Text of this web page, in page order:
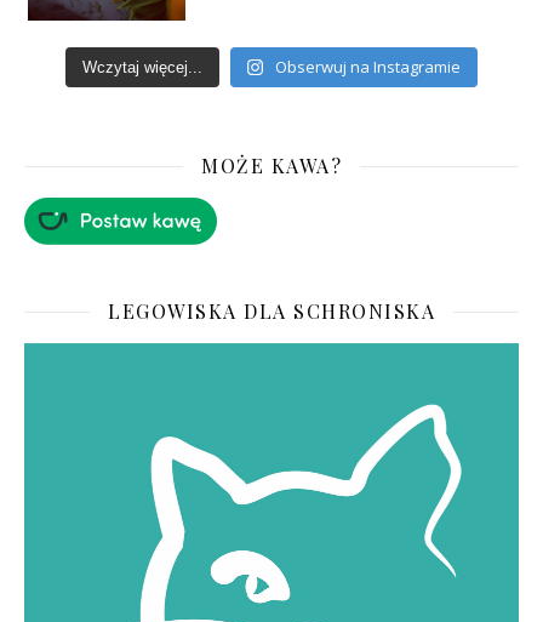
Wczytaj więcej... Obserwuj na Instagramie
MOŻE KAWA?
LEGOWISKA DLA SCHRONISKA